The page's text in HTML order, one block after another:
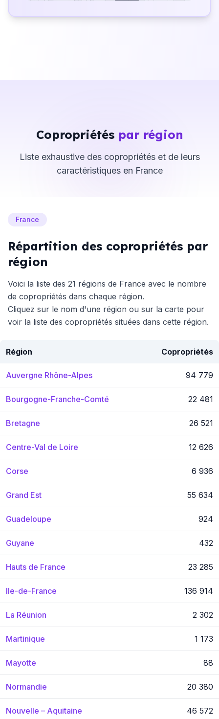
Copropriétés par région
Liste exhaustive des copropriétés et de leurs
caractéristiques en France
France
Répartition des copropriétés par
région
Voici la liste des 21 régions de France avec le nombre
de copropriétés dans chaque région.
Cliquez sur le nom d'une région ou sur la carte pour
voir la liste des copropriétés situées dans cette région.
Région Copropriétés
Auvergne Rhône-Alpes 94 779
Bourgogne-Franche-Comté 22 481
Bretagne 26 521
Centre-Val de Loire 12 626
Corse 6 936
Grand Est 55 634
Guadeloupe 924
Guyane 432
Hauts de France 23 285
Ile-de-France 136 914
La Réunion 2 302
Martinique 1 173
Mayotte 88
Normandie 20 380
Nouvelle – Aquitaine 46 572